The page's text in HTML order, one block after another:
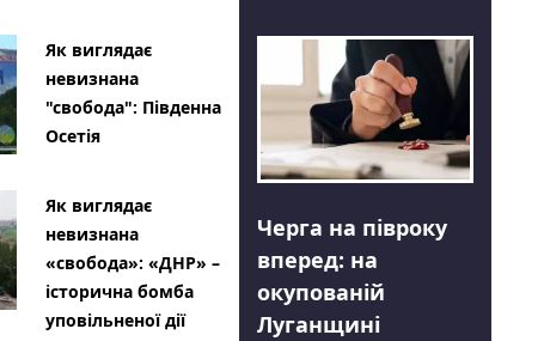
Як виглядає
невизнана
"свобода": Південна
Осетія
Як виглядає
невизнана
«свобода»: «ДНР» –
історична бомба
уповільненої дії
Черга на півроку
вперед: на
окупованій
Луганщині